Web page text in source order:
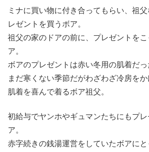
ミナに買い物に付き合ってもらい、祖
レゼントを買うボア。
祖父の家のドアの前に、プレゼントを
ア。
ボアのプレゼントは赤い冬用の肌着だっ
まだ寒くない季節だがわざわざ冷房を
肌着を喜んで着るボア祖父。
初給与でヤンホやギュマンたちにもプ
ア。
赤字続きの銭湯運営をしていたボアに